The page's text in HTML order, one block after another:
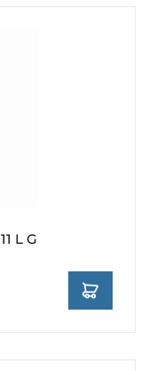
L G